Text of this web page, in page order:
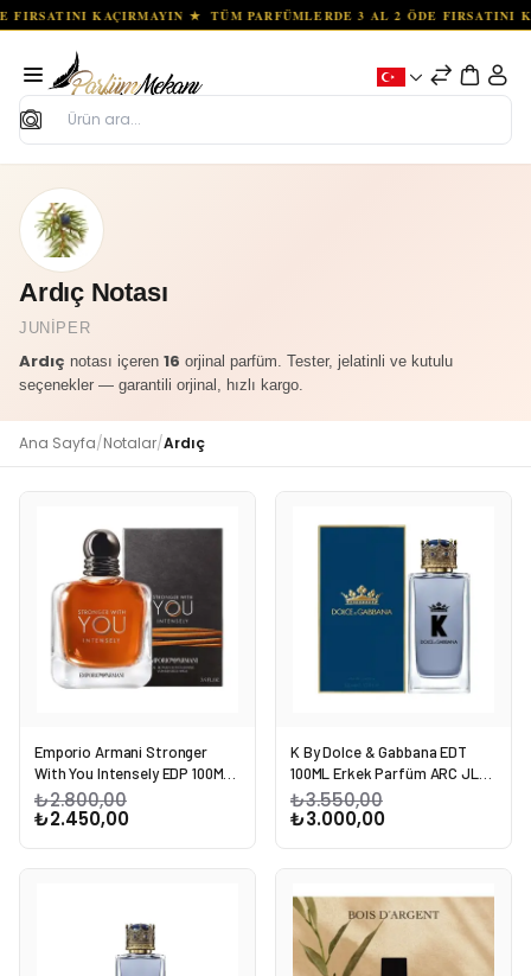
Ara
Ardıç Notası
JUNIPER
Ardıç notası içeren 16 orjinal parfüm. Tester, jelatinli ve kutulu
seçenekler — garantili orjinal, hızlı kargo.
Ana Sayfa/Notalar/Ardıç
Emporio Armani Stronger
With You Intensely EDP 100ML
Erkek Parfümü ARC JLT Man
₺2.800,00
₺2.450,00
K By Dolce & Gabbana EDT
100ML Erkek Parfüm ARC JLT
Man
₺3.550,00
₺3.000,00